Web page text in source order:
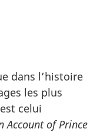
dans l’histoire
les plus
celui
Account of Prince